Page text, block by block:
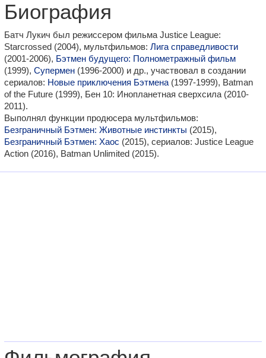
Биография
Батч Лукич был режиссером фильма Justice League:
Starcrossed (2004), мультфильмов: Лига справедливости
(2001-2006), Бэтмен будущего: Полнометражный фильм
(1999), Супермен (1996-2000) и др., участвовал в создании
сериалов: Новые приключения Бэтмена (1997-1999), Batman
of the Future (1999), Бен 10: Инопланетная сверхсила (2010-
2011).
Выполнял функции продюсера мультфильмов:
Безграничный Бэтмен: Животные инстинкты (2015),
Безграничный Бэтмен: Хаос (2015), сериалов: Justice League
Action (2016), Batman Unlimited (2015).